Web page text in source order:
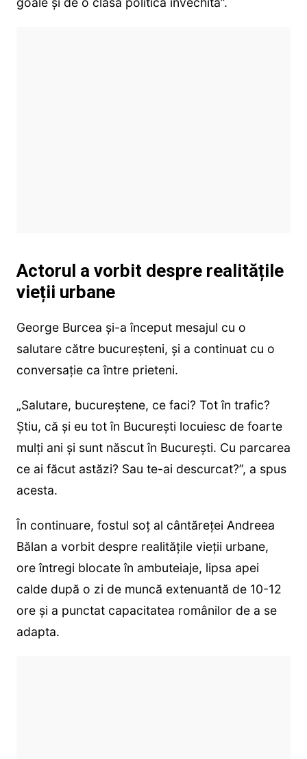
Actorul a vorbit despre realitățile
vieții urbane
George Burcea și-a început mesajul cu o
salutare către bucureșteni, și a continuat cu o
conversație ca între prieteni.
„Salutare, bucureștene, ce faci? Tot în trafic?
Știu, că și eu tot în București locuiesc de foarte
mulți ani și sunt născut în București. Cu parcarea
ce ai făcut astăzi? Sau te-ai descurcat?”, a spus
acesta.
În continuare, fostul soț al cântăreței Andreea
Bălan a vorbit despre realitățile vieții urbane,
ore întregi blocate în ambuteiaje, lipsa apei
calde după o zi de muncă extenuantă de 10-12
ore și a punctat capacitatea românilor de a se
adapta.